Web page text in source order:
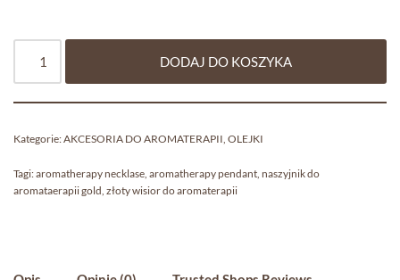
DODAJ DO KOSZYKA
Kategorie:AKCESORIA DO AROMATERAPII, OLEJKI
Tagi:aromatherapy necklase, aromatherapy pendant, naszyjnik do
aromataerapii gold, złoty wisior do aromaterapii